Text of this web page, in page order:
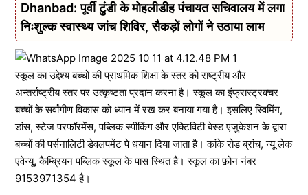
Dhanbad: पूर्वी टुंडी के मोहलीडीह पंचायत सचिवालय में लगा
निःशुल्क स्वास्थ्य जांच शिविर, सैकड़ों लोगों ने उठाया लाभ
स्कूल का उद्देश्य बच्चों की प्राथमिक शिक्षा के स्तर को राष्ट्रीय और
अन्तर्राष्ट्रीय स्तर पर उत्कृष्टता प्रदान करना है। स्कूल का इंफ्रास्ट्रक्चर
बच्चों के सर्वांगीण विकास को ध्यान में रख कर बनाया गया है। इसलिए स्विमिंग,
डांस, स्टेज परफॉरमेंस, पब्लिक स्पीकिंग और एक्टिविटी बेस्ड एजुकेशन के द्वारा
बच्चों की पर्सनालिटी डेवलपमेंट पे धयान दिया जाता है। कांके रोड ब्रांच, न्यू लेक
एवेन्यू, कैम्ब्रियन पब्लिक स्कूल के पास स्थित है। स्कूल का फ़ोन नंबर
9153971354 है।